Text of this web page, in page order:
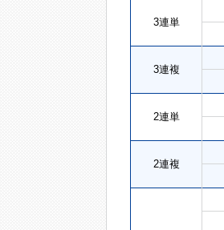
3連単
3連複
2連単
2連複